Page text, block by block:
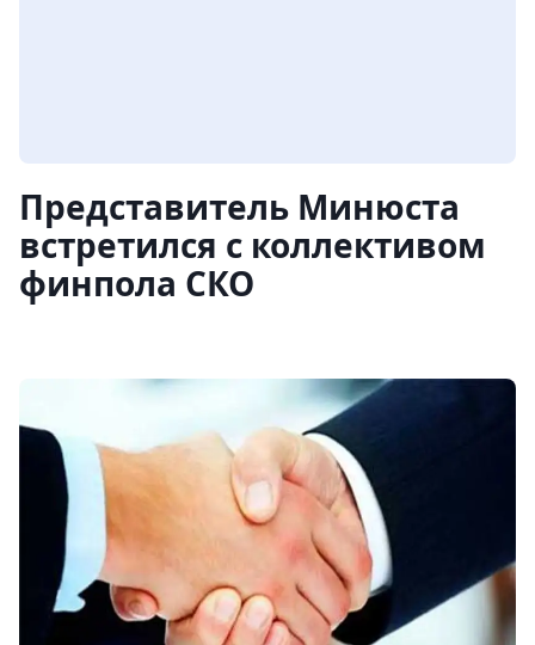
Представитель Минюста
встретился с коллективом
финпола СКО